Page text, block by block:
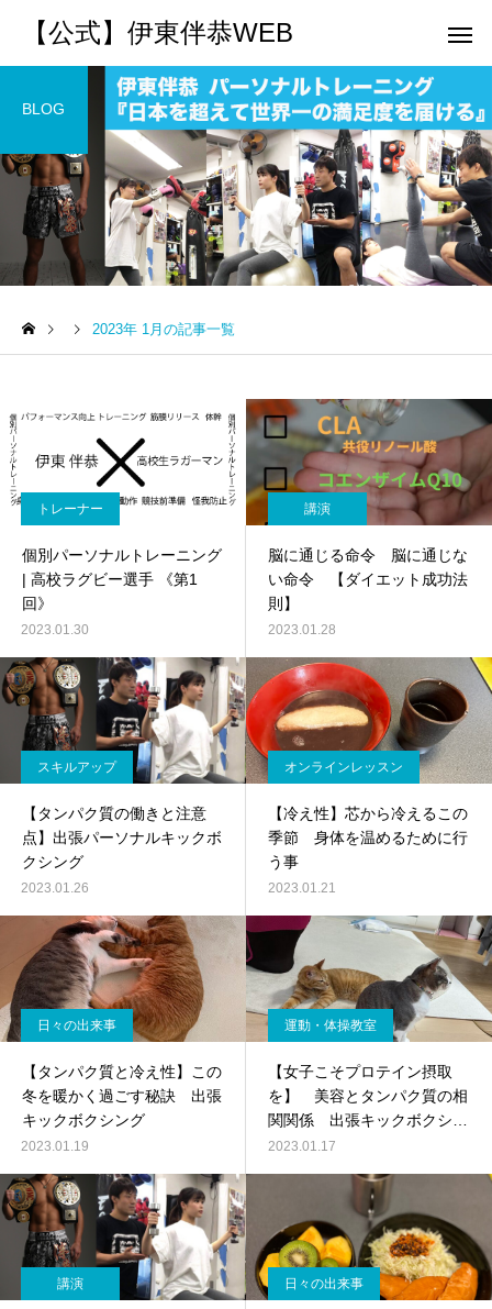
【公式】伊東伴恭WEB
トレーナーとして 個別トレー
パーソナルトレーニ
ング
キックボクシングで本当に
が消費カロリーと週の回数
で答えます
パーソナルトレーニ
認ポイントを元日本王
解説
BLOG
2023年 1月の記事一覧
トレーナー
個別パーソナルトレーニング
| 高校ラグビー選手 《第1
回》
2023.01.30
講演
脳に通じる命令 脳に通じな
い命令 【ダイエット成功法
則】
2023.01.28
スキルアップ
【タンパク質の働きと注意
点】出張パーソナルキックボ
クシング
2023.01.26
オンラインレッスン
【冷え性】芯から冷えるこの
季節 身体を温めるために行
う事
2023.01.21
日々の出来事
【タンパク質と冷え性】この
冬を暖かく過ごす秘訣 出張
キックボクシング
2023.01.19
運動・体操教室
【女子こそプロテイン摂取
を】 美容とタンパク質の相
関関係 出張キックボクシン
グパーソナルトレーニング
2023.01.17
講演 日々の出来事